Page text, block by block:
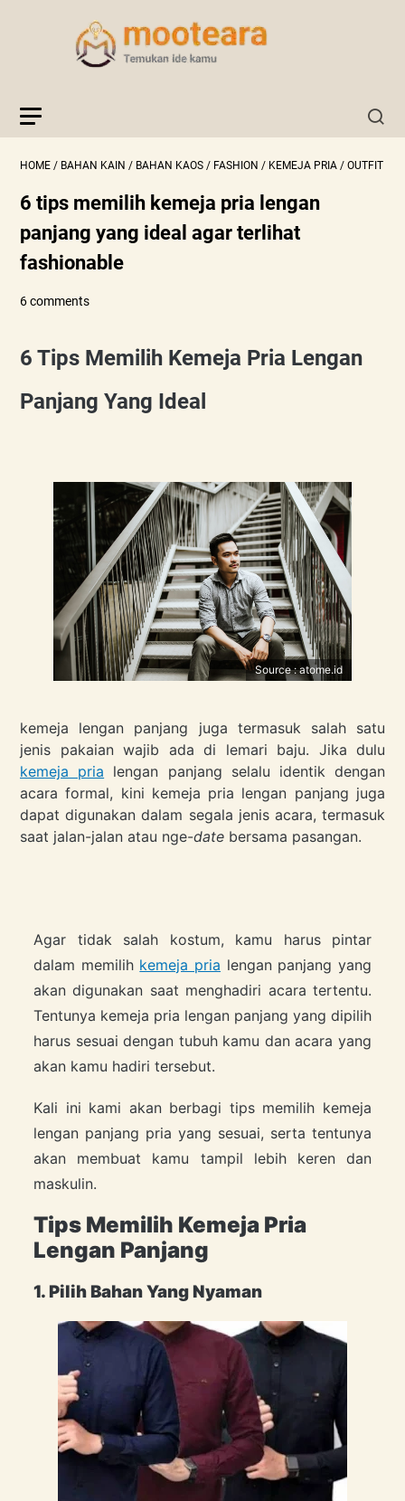
HOME / BAHAN KAIN / BAHAN KAOS / FASHION / KEMEJA PRIA / OUTFIT
6 tips memilih kemeja pria lengan
panjang yang ideal agar terlihat
fashionable
6 comments
6 Tips Memilih Kemeja Pria Lengan
Panjang Yang Ideal
Source : atome.id
kemeja lengan panjang juga termasuk salah satu
jenis pakaian wajib ada di lemari baju. Jika dulu
kemeja pria lengan panjang selalu identik dengan
acara formal, kini kemeja pria lengan panjang juga
dapat digunakan dalam segala jenis acara, termasuk
saat jalan-jalan atau nge-date bersama pasangan.
Agar tidak salah kostum, kamu harus pintar
dalam memilih kemeja pria lengan panjang yang
akan digunakan saat menghadiri acara tertentu.
Tentunya kemeja pria lengan panjang yang dipilih
harus sesuai dengan tubuh kamu dan acara yang
akan kamu hadiri tersebut.
Kali ini kami akan berbagi tips memilih kemeja
lengan panjang pria yang sesuai, serta tentunya
akan membuat kamu tampil lebih keren dan
maskulin.
Tips Memilih Kemeja Pria
Lengan Panjang
1. Pilih Bahan Yang Nyaman